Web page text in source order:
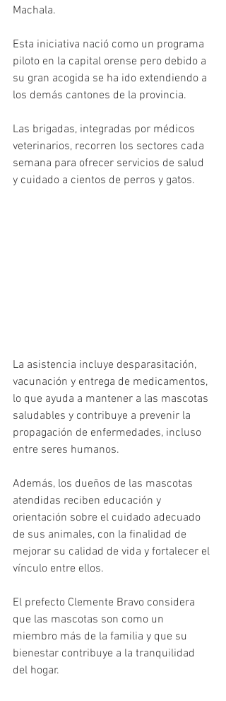
Machala.
Esta iniciativa nació como un programa
piloto en la capital orense pero debido a
su gran acogida se ha ido extendiendo a
los demás cantones de la provincia.
Las brigadas, integradas por médicos
veterinarios, recorren los sectores cada
semana para ofrecer servicios de salud
y cuidado a cientos de perros y gatos.
La asistencia incluye desparasitación,
vacunación y entrega de medicamentos,
lo que ayuda a mantener a las mascotas
saludables y contribuye a prevenir la
propagación de enfermedades, incluso
entre seres humanos.
Además, los dueños de las mascotas
atendidas reciben educación y
orientación sobre el cuidado adecuado
de sus animales, con la finalidad de
mejorar su calidad de vida y fortalecer el
vínculo entre ellos.
El prefecto Clemente Bravo considera
que las mascotas son como un
miembro más de la familia y que su
bienestar contribuye a la tranquilidad
del hogar.